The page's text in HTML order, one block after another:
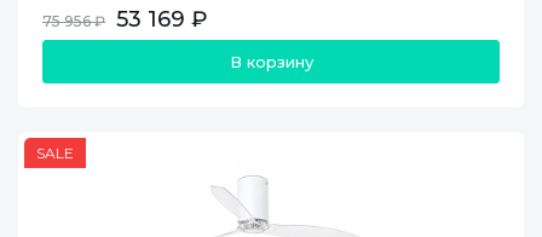
75 956 ₽ 53 169 ₽
В корзину
SALE